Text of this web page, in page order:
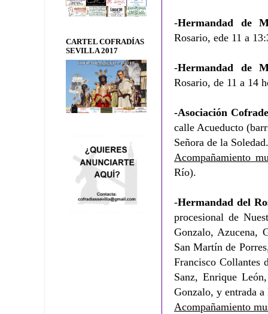
-Hermandad de
Rosario, ede 11 a
-Hermandad de
Rosario, de 11 a 14
-Asociación
calle Acueducto
Señora de la
Acompañamiento
Río).
-Hermandad del
procesional de
Gonzalo, Azucena,
San Martín de
Francisco Collantes
Sanz, Enrique
Gonzalo, y entrada a
Acompañamiento
CARTEL COFRADÍAS
SEVILLA 2017